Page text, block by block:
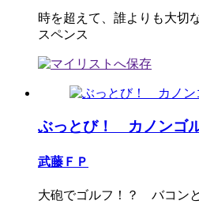
時を超えて、誰よりも大切
スペンス
ぶっとび！ カノンゴ
武藤ＦＰ
大砲でゴルフ！？ バコン